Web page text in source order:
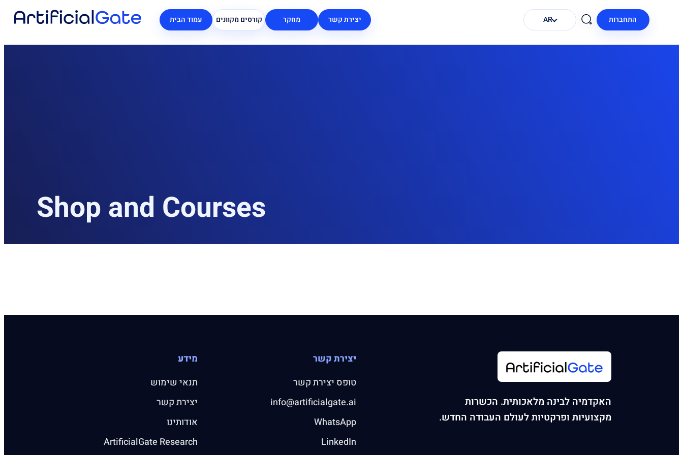
עמוד הבית קורסים מקוונים מחקר יצירת קשר AR התחברות
Shop and Courses
האקדמיה לבינה מלאכותית. הכשרות
מקצועיות ופרקטיות לעולם העבודה החדש.
יצירת קשר
טופס יצירת קשר
info@artificialgate.ai
WhatsApp
LinkedIn
מידע
תנאי שימוש
יצירת קשר
אודותינו
ArtificialGate Research